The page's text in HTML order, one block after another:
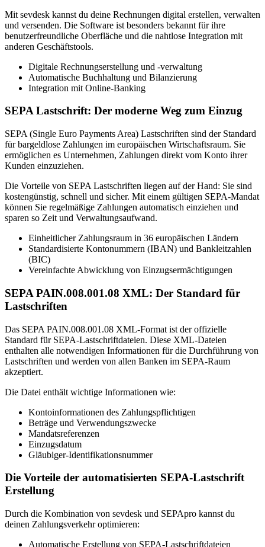
Mit sevdesk kannst du deine Rechnungen digital erstellen, verwalten
und versenden. Die Software ist besonders bekannt für ihre
benutzerfreundliche Oberfläche und die nahtlose Integration mit
anderen Geschäftstools.
Digitale Rechnungserstellung und -verwaltung
Automatische Buchhaltung und Bilanzierung
Integration mit Online-Banking
SEPA Lastschrift: Der moderne Weg zum Einzug
SEPA (Single Euro Payments Area) Lastschriften sind der Standard
für bargeldlose Zahlungen im europäischen Wirtschaftsraum. Sie
ermöglichen es Unternehmen, Zahlungen direkt vom Konto ihrer
Kunden einzuziehen.
Die Vorteile von SEPA Lastschriften liegen auf der Hand: Sie sind
kostengünstig, schnell und sicher. Mit einem gültigen SEPA-Mandat
können Sie regelmäßige Zahlungen automatisch einziehen und
sparen so Zeit und Verwaltungsaufwand.
Einheitlicher Zahlungsraum in 36 europäischen Ländern
Standardisierte Kontonummern (IBAN) und Bankleitzahlen
(BIC)
Vereinfachte Abwicklung von Einzugsermächtigungen
SEPA PAIN.008.001.08 XML: Der Standard für
Lastschriften
Das SEPA PAIN.008.001.08 XML-Format ist der offizielle
Standard für SEPA-Lastschriftdateien. Diese XML-Dateien
enthalten alle notwendigen Informationen für die Durchführung von
Lastschriften und werden von allen Banken im SEPA-Raum
akzeptiert.
Die Datei enthält wichtige Informationen wie:
Kontoinformationen des Zahlungspflichtigen
Beträge und Verwendungszwecke
Mandatsreferenzen
Einzugsdatum
Gläubiger-Identifikationsnummer
Die Vorteile der automatisierten SEPA-Lastschrift
Erstellung
Durch die Kombination von sevdesk und SEPApro kannst du
deinen Zahlungsverkehr optimieren:
Automatische Erstellung von SEPA-Lastschriftdateien